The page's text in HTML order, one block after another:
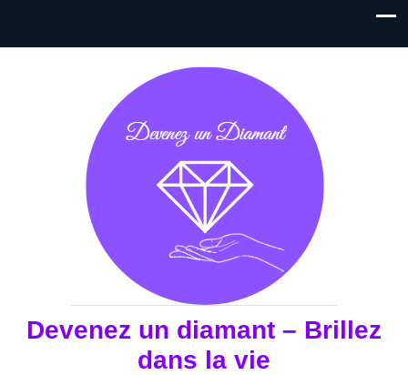
Devenez un diamant – Brillez
dans la vie